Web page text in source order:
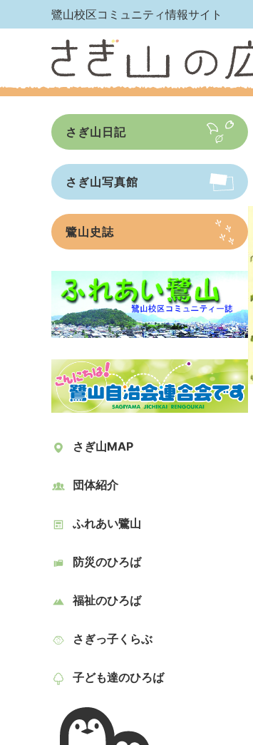
鷺山校区コミュニティ情報サイト
さぎ山日記
さぎ山写真館
鷺山史誌
さぎ山MAP
団体紹介
ふれあい鷺山
防災のひろば
福祉のひろば
さぎっ子くらぶ
子ども達のひろば